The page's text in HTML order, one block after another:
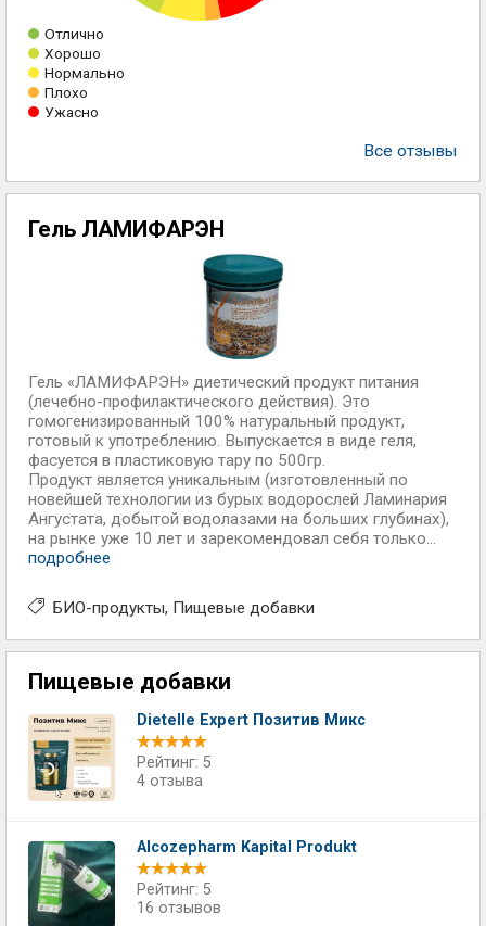
Отлично
Хорошо
Нормально
Плохо
Ужасно
Все отзывы
Гель ЛАМИФАРЭН
Гель «ЛАМИФАРЭН» диетический продукт питания
(лечебно-профилактического действия). Это
гомогенизированный 100% натуральный продукт,
готовый к употреблению. Выпускается в виде геля,
фасуется в пластиковую тару по 500гр.
Продукт является уникальным (изготовленный по
новейшей технологии из бурых водорослей Ламинария
Ангустата, добытой водолазами на больших глубинах),
на рынке уже 10 лет и зарекомендовал себя только...
подробнее
БИО-продукты Пищевые добавки
Пищевые добавки
Dietelle Expert Позитив Микс
Рейтинг: 5
4 отзыва
Alcozepharm Kapital Produkt
Рейтинг: 5
16 отзывов